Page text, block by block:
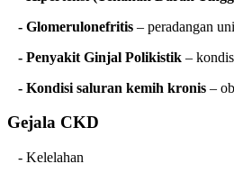
- Glomerulonefritis – peradangan
- Penyakit Ginjal Polikistik –
- Kondisi saluran kemih kronis –
Gejala CKD
- Kelelahan